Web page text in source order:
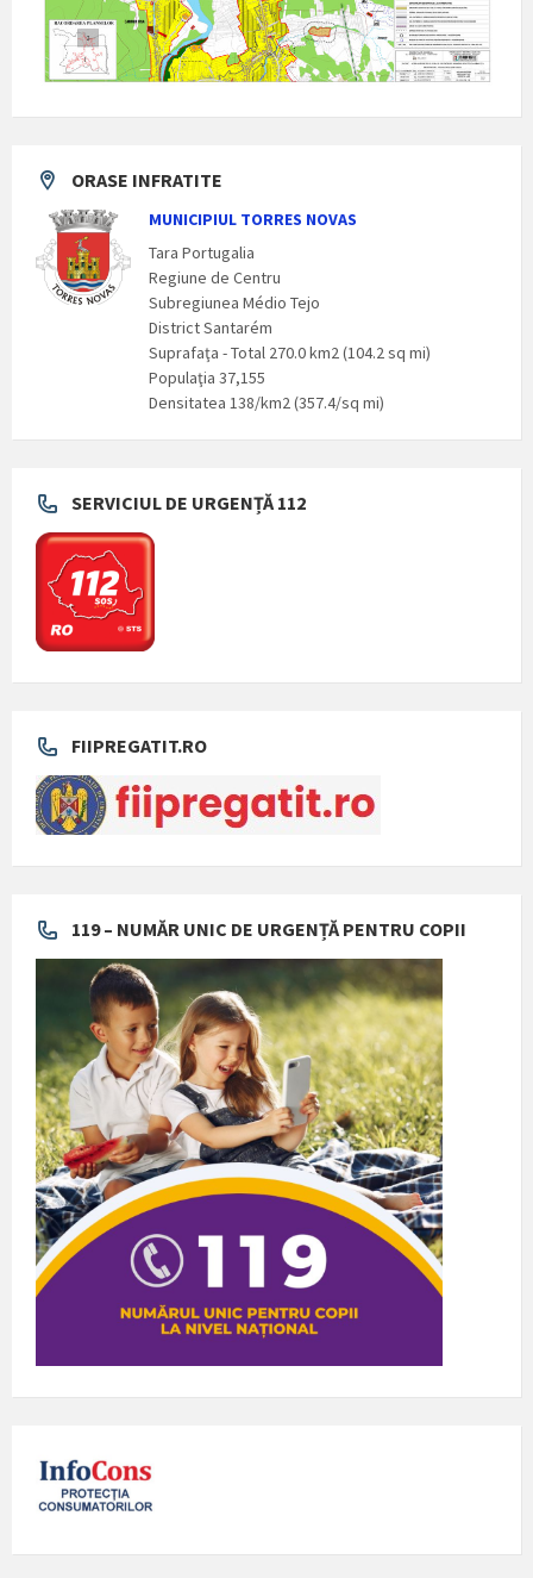
ORASE INFRATITE
MUNICIPIUL TORRES NOVAS
Tara Portugalia
Regiune de Centru
Subregiunea Médio Tejo
District Santarém
Suprafaţa - Total 270.0 km2 (104.2 sq mi)
Populaţia 37,155
Densitatea 138/km2 (357.4/sq mi)
SERVICIUL DE URGENȚĂ 112
FIIPREGATIT.RO
119 – NUMĂR UNIC DE URGENȚĂ PENTRU COPII